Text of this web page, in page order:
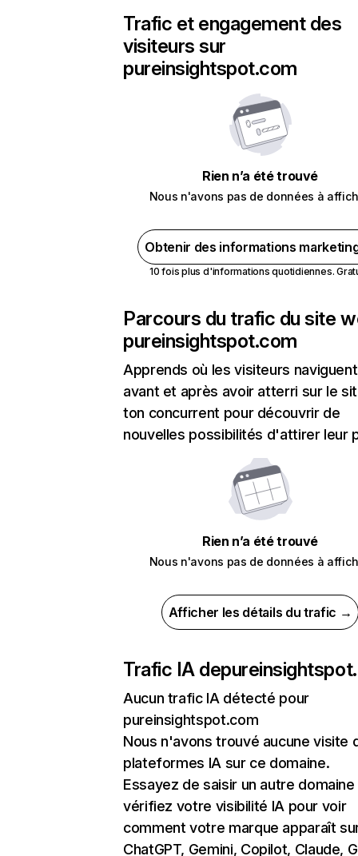
Trafic et engagement des
visiteurs sur
pureinsightspot.com
Rien n’a été trouvé
Nous n'avons pas de données à
Obtenir des informations
10 fois plus d'informations quotidiennes.
Parcours du trafic du site
pureinsightspot.com
Apprends où les visiteurs naviguent
avant et après avoir atterri sur le
ton concurrent pour découvrir de
nouvelles possibilités d'attirer leur
Rien n’a été trouvé
Nous n'avons pas de données à
Afficher les détails du trafic →
Trafic IA de
Aucun trafic IA détecté pour
pureinsightspot.com
Nous n'avons trouvé aucune visite
plateformes IA sur ce domaine.
Essayez de saisir un autre domaine
vérifiez votre visibilité IA pour voir
comment votre marque apparaît
ChatGPT, Gemini, Copilot, Claude,